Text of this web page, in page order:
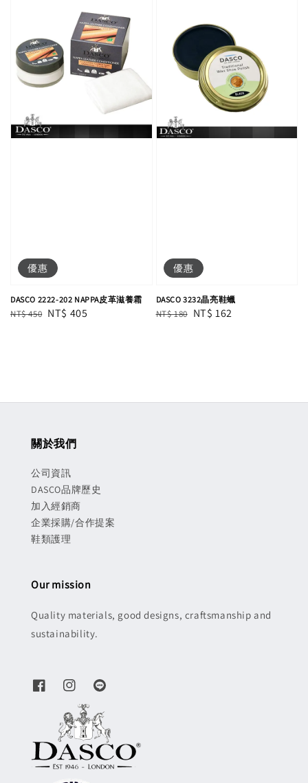
優惠
DASCO 2222-202 NAPPA皮革滋養霜
Regular
NT$ 450 Sale
NT$ 405
優惠
DASCO 3232晶亮鞋蠟
Regular
NT$ 180 Sale
NT$ 162
關於我們
公司資訊
DASCO品牌歷史
加入經銷商
企業採購/合作提案
鞋類護理
Our mission
Quality materials, good designs, craftsmanship and
sustainability.